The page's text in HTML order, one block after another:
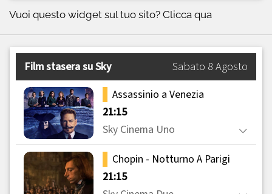
Vuoi questo widget sul tuo sito? Clicca qua